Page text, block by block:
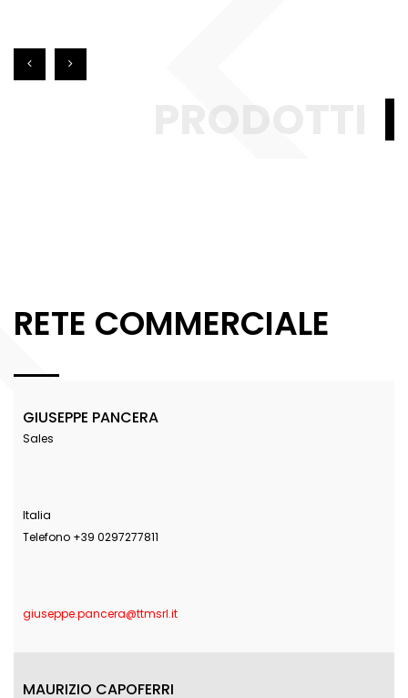
RETE COMMERCIALE
GIUSEPPE PANCERA
Sales
Italia
Telefono +39 0297277811
giuseppe.pancera@ttmsrl.it
MAURIZIO CAPOFERRI